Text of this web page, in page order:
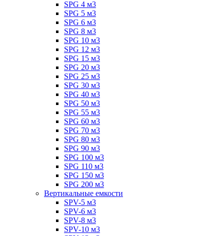
SPG 4 м3
SPG 5 м3
SPG 6 м3
SPG 8 м3
SPG 10 м3
SPG 12 м3
SPG 15 м3
SPG 20 м3
SPG 25 м3
SPG 30 м3
SPG 40 м3
SPG 50 м3
SPG 55 м3
SPG 60 м3
SPG 70 м3
SPG 80 м3
SPG 90 м3
SPG 100 м3
SPG 110 м3
SPG 150 м3
SPG 200 м3
Вертикальные емкости
SPV-5 м3
SPV-6 м3
SPV-8 м3
SPV-10 м3